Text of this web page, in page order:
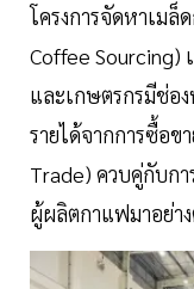
โครงการจัดหาเมล็
Coffee Sourcing)
และเกษตรกรมีช่อ
รายได้จากการซื้อข
Trade) ควบคู่กับก
ผู้ผลิตกาแฟมาอย่า